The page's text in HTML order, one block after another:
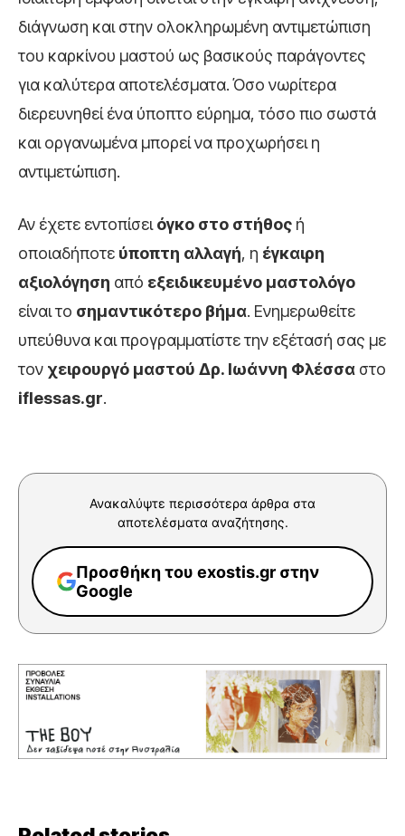
διάγνωση και στην ολοκληρωμένη αντιμετώπιση
του καρκίνου μαστού ως βασικούς παράγοντες
για καλύτερα αποτελέσματα. Όσο νωρίτερα
διερευνηθεί ένα ύποπτο εύρημα, τόσο πιο σωστά
και οργανωμένα μπορεί να προχωρήσει η
αντιμετώπιση.
Αν έχετε εντοπίσειόγκο στο στήθος ή
οποιαδήποτε ύποπτη αλλαγή, η έγκαιρη
αξιολόγηση από εξειδικευμένο μαστολόγο
είναι το σημαντικότερο βήμα. Ενημερωθείτε
υπεύθυνα και προγραμματίστε την εξέτασή σας με
τον χειρουργό μαστού Δρ. Ιωάννη Φλέσσα στο
iflessas.gr.
Ανακαλύψτε περισσότερα άρθρα στα
αποτελέσματα αναζήτησης.
Προσθήκη του exostis.gr στην
Google